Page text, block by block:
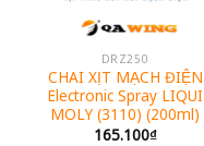
DRZ250
CHAI XỊT MẠCH ĐIỆN
Electronic Spray LIQUI
MOLY (3110) (200ml)
165.100₫